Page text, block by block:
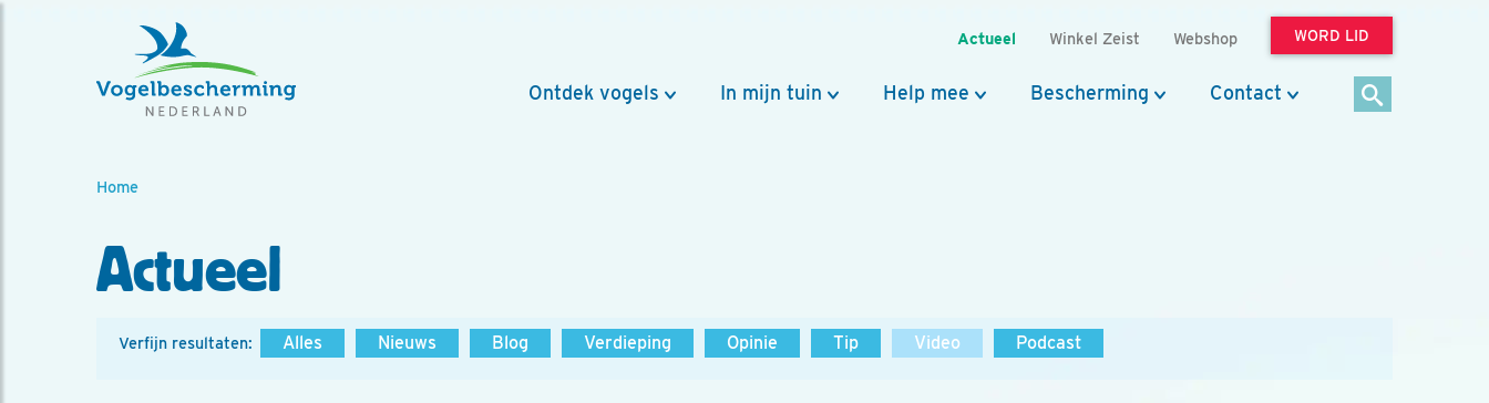
Actueel Winkel Zeist Webshop WORD LID
Ontdek vogels In mijn tuin Help mee Bescherming Contact
Home
Actueel
Verfijn resultaten: Alles Nieuws Blog Verdieping Opinie Tip Video Podcast